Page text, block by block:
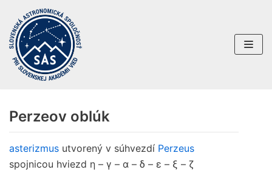
Preskočiť
na
obsah
Perzeov oblúk
asterizmus utvorený v súhvezdí Perzeus
spojnicou hviezd η – γ – α – δ – ε – ξ – ζ